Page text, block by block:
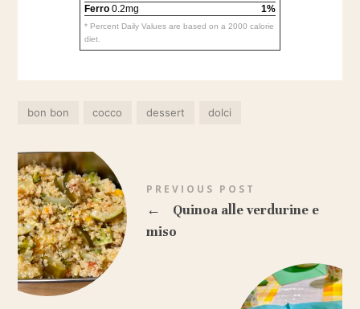
Ferro 0.2mg 1%
* Percent Daily Values are based on a 2000 calorie
diet.
bon bon cocco dessert dolci
PREVIOUS POST
←
Quinoa alle verdurine e
miso